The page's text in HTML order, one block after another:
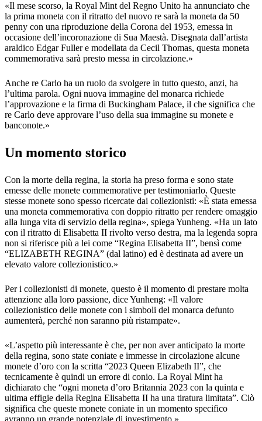
«Il mese scorso, la Royal Mint del Regno Unito ha annunciato che
la prima moneta con il ritratto del nuovo re sarà la moneta da 50
penny con una riproduzione della Corona del 1953, emessa in
occasione dell’incoronazione di Sua Maestà. Disegnata dall’artista
araldico Edgar Fuller e modellata da Cecil Thomas, questa moneta
commemorativa sarà presto messa in circolazione.»
Anche re Carlo ha un ruolo da svolgere in tutto questo, anzi, ha
l’ultima parola. Ogni nuova immagine del monarca richiede
l’approvazione e la firma di Buckingham Palace, il che significa che
re Carlo deve approvare l’uso della sua immagine su monete e
banconote.»
Un momento storico
Con la morte della regina, la storia ha preso forma e sono state
emesse delle monete commemorative per testimoniarlo. Queste
stesse monete sono spesso ricercate dai collezionisti: «È stata emessa
una moneta commemorativa con doppio ritratto per rendere omaggio
alla lunga vita di servizio della regina», spiega Yunheng. «Ha un lato
con il ritratto di Elisabetta II rivolto verso destra, ma la legenda sopra
non si riferisce più a lei come “Regina Elisabetta II”, bensì come
“ELIZABETH REGINA” (dal latino) ed è destinata ad avere un
elevato valore collezionistico.»
Per i collezionisti di monete, questo è il momento di prestare molta
attenzione alla loro passione, dice Yunheng: «Il valore
collezionistico delle monete con i simboli del monarca defunto
aumenterà, perché non saranno più ristampate».
«L’aspetto più interessante è che, per non aver anticipato la morte
della regina, sono state coniate e immesse in circolazione alcune
monete d’oro con la scritta “2023 Queen Elizabeth II”, che
tecnicamente è quindi un errore di conio. La Royal Mint ha
dichiarato che “ogni moneta d’oro Britannia 2023 con la quinta e
ultima effigie della Regina Elisabetta II ha una tiratura limitata”. Ciò
significa che queste monete coniate in un momento specifico